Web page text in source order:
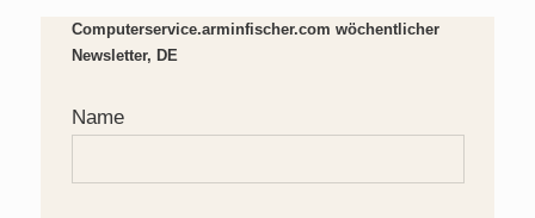
Computerservice.arminfischer.com wöchentlicher
Newsletter, DE
Name